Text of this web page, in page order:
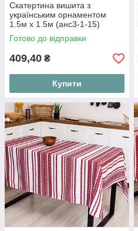
Скатертина вишита з
українським орнаментом
1.5м х 1.5м (анс3-1-15)
Готово до відправки
409,40 ₴
Купити